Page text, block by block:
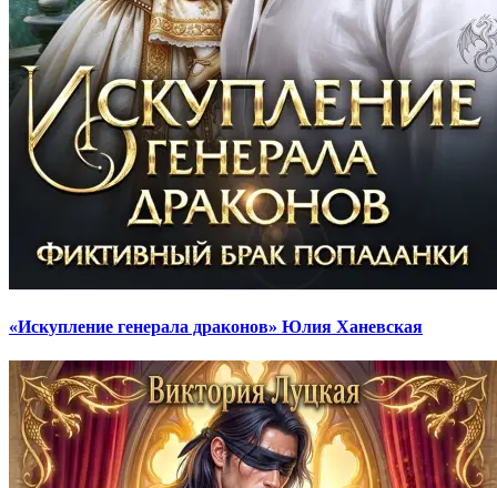
«Искупление генерала драконов» Юлия Ханевская